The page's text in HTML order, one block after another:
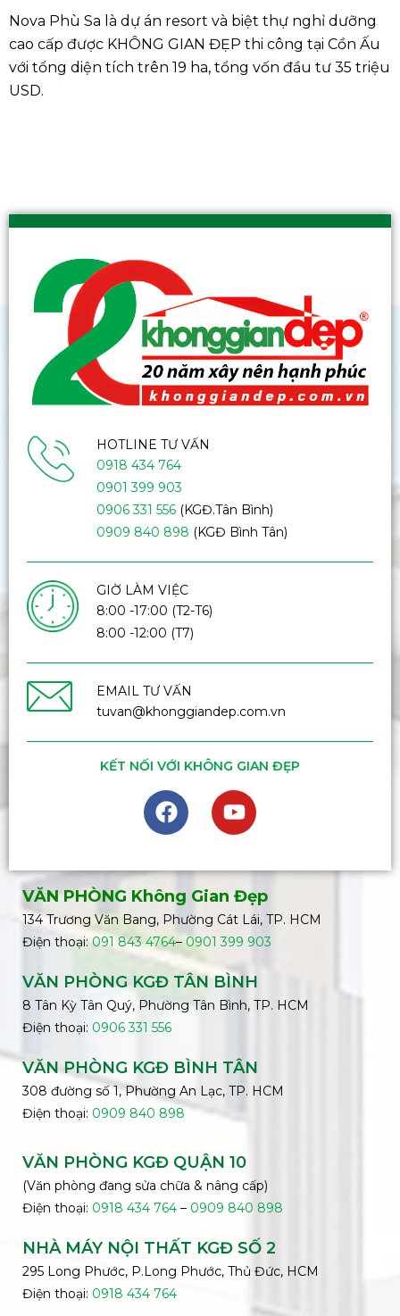
Nova Phù Sa là dự án resort và biệt thự nghỉ dưỡng
cao cấp được KHÔNG GIAN ĐẸP thi công tại Cồn Ấu
với tổng diện tích trên 19 ha, tổng vốn đầu tư 35 triệu
USD.
HOTLINE TƯ VẤN
0918 434 764
0901 399 903
0906 331 556(KGĐ.Tân Bình)
0909 840 898 (KGĐ Bình Tân)
GIỜ LÀM VIỆC
8:00 -17:00 (T2-T6)
8:00 -12:00 (T7)
EMAIL TƯ VẤN
tuvan@khonggiandep.com.vn
KẾT NỐI VỚI KHÔNG GIAN ĐẸP
VĂN PHÒNG Không Gian Đẹp
134 Trương Văn Bang, Phường Cát Lái, TP. HCM
Điện thoại:091 843 4764– 0901 399 903
VĂN PHÒNG KGĐ TÂN BÌNH
8 Tân Kỳ Tân Quý, Phường Tân Bình, TP. HCM
Điện thoại: 0906 331 556
VĂN PHÒNG KGĐ BÌNH TÂN
308 đường số 1, Phường An Lạc, TP. HCM
Điện thoại: 0909 840 898
VĂN PHÒNG KGĐ QUẬN 10
(Văn phòng đang sửa chữa & nâng cấp)
Điện thoại: 0918 434 764 – 0909 840 898
NHÀ MÁY NỘI THẤT KGĐ SỐ 2
295 Long Phước, P.Long Phước, Thủ Đức, HCM
Điện thoại: 0918 434 764